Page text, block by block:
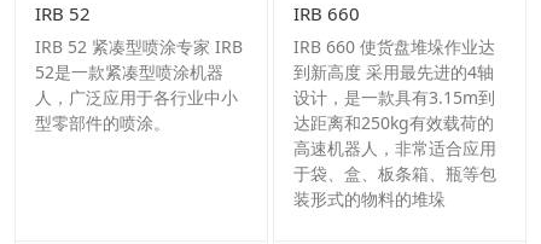
IRB 52
IRB 52 紧凑型喷涂专家 IRB
52是一款紧凑型喷涂机器
人，广泛应用于各行业中小
型零部件的喷涂。
IRB 660
IRB 660 使货盘堆垛作业达
到新高度 采用最先进的4轴
设计，是一款具有3.15m到
达距离和250kg有效载荷的
高速机器人，非常适合应用
于袋、盒、板条箱、瓶等包
装形式的物料的堆垛